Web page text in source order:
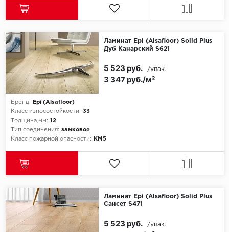
Ламинат Epi (Alsafloor) Solid Plus
Дуб Канарский S621
Бренд:
Epi (Alsafloor)
Класс износостойкости: 33
Толщина,мм: 12
Тип соединения: замковое
Класс пожарной опасности:
КМ5
3 347 руб./м²
5 523 руб. /упак.
Ламинат Epi (Alsafloor) Solid Plus
Сансет S471
5 523 руб. /упак.